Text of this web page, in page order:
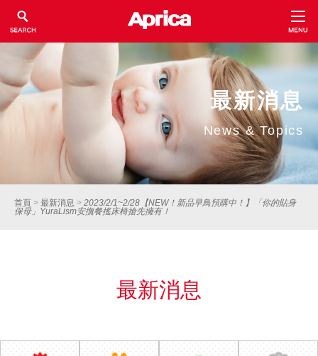
最新消息
News & Topics
首頁 > 最新消息 > 2023/2/1~2/28【NEW！新品早鳥預購中！】「你的貼身
保母」YuraLism安撫餐搖床椅搶先擁有！
最新消息